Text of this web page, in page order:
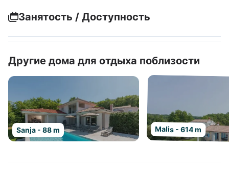
Занятость / Доступность
Другие дома для отдыха поблизости
Sanja - 88 m Malis - 614 m